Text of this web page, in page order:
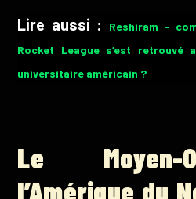
Lire aussi :
Reshiram –
Rocket League s’est retrouvé
universitaire américain ?
Le
l’Amérique du